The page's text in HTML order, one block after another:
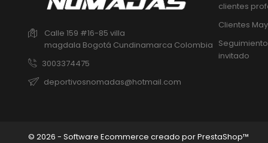
Calle 159 #16-85 villa
magdala Bogotá Cundinamarca Colombia
3003374475
deportivosnomadas@hotmail.com
clientes
Clientes
invitado
© 2026 - Software Ecommerce creado por PrestaShop™